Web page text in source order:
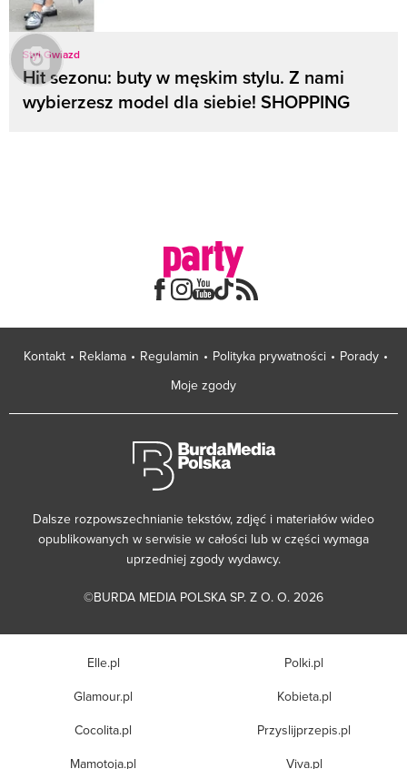
Styl Gwiazd
Hit sezonu: buty w męskim stylu. Z nami
wybierzesz model dla siebie! SHOPPING
Kontakt Reklama Regulamin Polityka prywatności
Porady
Moje zgody
Dalsze rozpowszechnianie tekstów, zdjęć i materiałów wideo
opublikowanych w serwisie w całości lub w części wymaga
uprzedniej zgody wydawcy.
©BURDA MEDIA POLSKA SP. Z O. O. 2026
Elle.pl
Glamour.pl
Cocolita.pl
Mamotoja.pl
Polki.pl
Kobieta.pl
Przyslijprzepis.pl
Viva.pl